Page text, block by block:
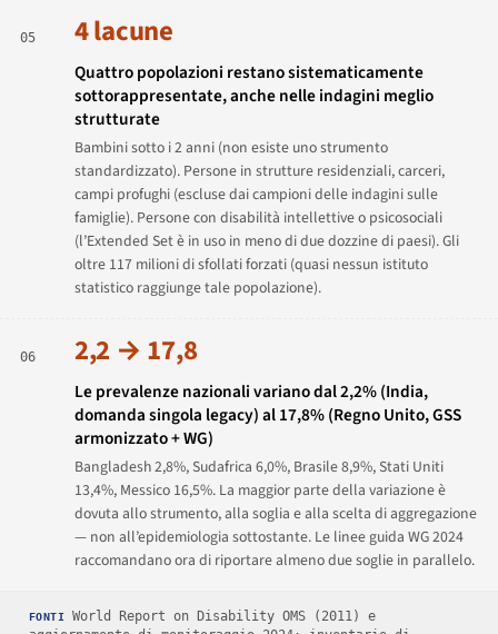
05 4 lacune
Quattro popolazioni restano sistematicamente
sottorappresentate, anche nelle indagini meglio
strutturate
Bambini sotto i 2 anni (non esiste uno strumento
standardizzato). Persone in strutture residenziali, carceri,
campi profughi (escluse dai campioni delle indagini sulle
famiglie). Persone con disabilità intellettive o psicosociali
(l’Extended Set è in uso in meno di due dozzine di paesi). Gli
oltre 117 milioni di sfollati forzati (quasi nessun istituto
statistico raggiunge tale popolazione).
06 2,2 → 17,8
Le prevalenze nazionali variano dal 2,2% (India,
domanda singola legacy) al 17,8% (Regno Unito, GSS
armonizzato + WG)
Bangladesh 2,8%, Sudafrica 6,0%, Brasile 8,9%, Stati Uniti
13,4%, Messico 16,5%. La maggior parte della variazione è
dovuta allo strumento, alla soglia e alla scelta di aggregazione
— non all’epidemiologia sottostante. Le linee guida WG 2024
raccomandano ora di riportare almeno due soglie in parallelo.
FONTI World Report on Disability OMS (2011) e